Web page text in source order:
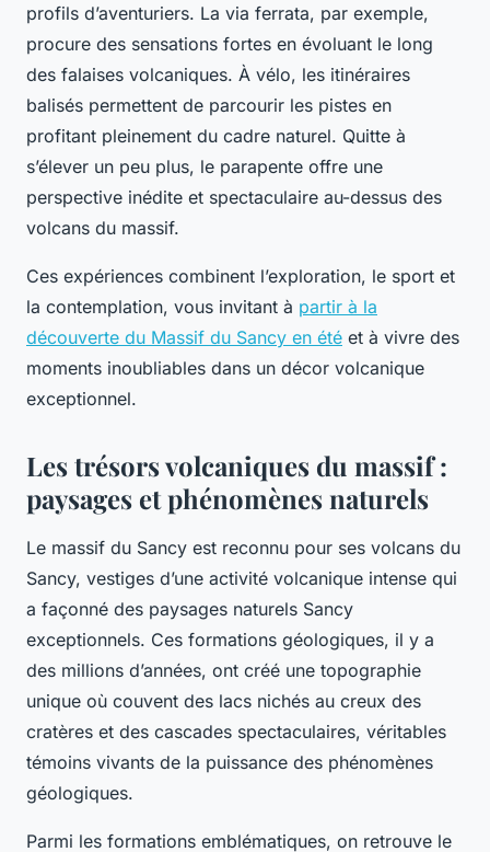
profils d’aventuriers. La via ferrata, par exemple,
procure des sensations fortes en évoluant le long
des falaises volcaniques. À vélo, les itinéraires
balisés permettent de parcourir les pistes en
profitant pleinement du cadre naturel. Quitte à
s’élever un peu plus, le parapente offre une
perspective inédite et spectaculaire au-dessus des
volcans du massif.
Ces expériences combinent l’exploration, le sport et
la contemplation, vous invitant à partir à la
découverte du Massif du Sancy en été et à vivre des
moments inoubliables dans un décor volcanique
exceptionnel.
Les trésors volcaniques du massif :
paysages et phénomènes naturels
Le massif du Sancy est reconnu pour ses volcans du
Sancy, vestiges d’une activité volcanique intense qui
a façonné des paysages naturels Sancy
exceptionnels. Ces formations géologiques, il y a
des millions d’années, ont créé une topographie
unique où couvent des lacs nichés au creux des
cratères et des cascades spectaculaires, véritables
témoins vivants de la puissance des phénomènes
géologiques.
Parmi les formations emblématiques, on retrouve le